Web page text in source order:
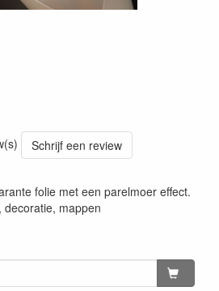
Schrijf een review
folie met een parelmoer effect.
mappen